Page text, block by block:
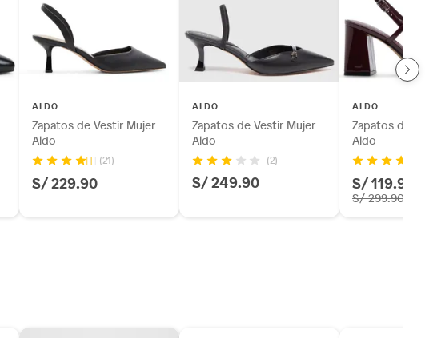
ALDO
Zapatos de Vestir Mujer
Aldo
(21)
S/ 229.90
ALDO
Zapatos de Vestir Mujer
Aldo
(2)
S/ 249.90
ALDO
Zapatos de
Aldo
S/ 119.96
S/ 299.90